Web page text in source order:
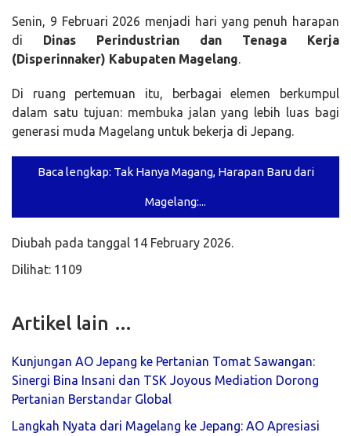
Senin, 9 Februari 2026 menjadi hari yang penuh harapan
di Dinas Perindustrian dan Tenaga Kerja
(Disperinnaker) Kabupaten Magelang.
Di ruang pertemuan itu, berbagai elemen berkumpul
dalam satu tujuan: membuka jalan yang lebih luas bagi
generasi muda Magelang untuk bekerja di Jepang.
Baca lengkap: Tak Hanya Magang, Harapan Baru dari
Magelang:...
Diubah pada tanggal 14 February 2026.
Dilihat: 1109
Artikel lain …
Kunjungan AO Jepang ke Pertanian Tomat Sawangan:
Sinergi Bina Insani dan TSK Joyous Mediation Dorong
Pertanian Berstandar Global
Langkah Nyata dari Magelang ke Jepang: AO Apresiasi